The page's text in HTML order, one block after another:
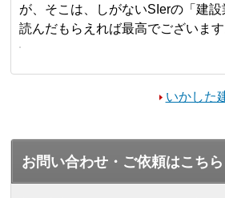
が、そこは、しがないSIerの「建
読んだもらえれば最高でございます
いかした
お問い合わせ・ご依頼はこちら